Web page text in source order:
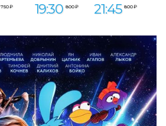
750 ₽ 19:30 800 ₽ 21:45 800 ₽